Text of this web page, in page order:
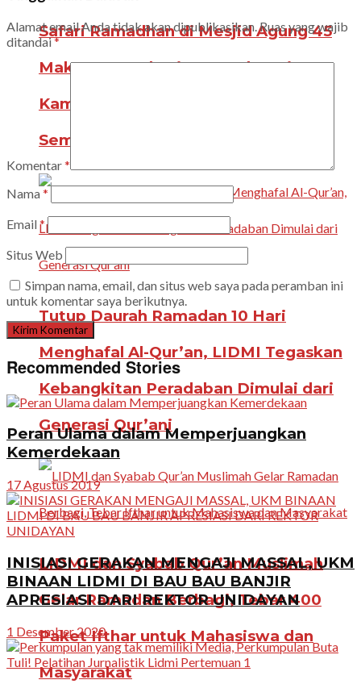
Safari Ramadhan di Mesjid Agung 45
Makassar: Mahasiswa Berbagai
Kampus Eratkan Ukhuwah dan
Semangat Kepedulian
Tutup Daurah Ramadan 10 Hari
Menghafal Al-Qur’an, LIDMI Tegaskan
Kebangkitan Peradaban Dimulai dari
Generasi Qur’ani
LIDMI dan Syabab Qur’an Muslimah
Gelar Ramadan Berbagi, Tebar 400
Paket Ifthar untuk Mahasiswa dan
Masyarakat
Alamat email Anda tidak akan dipublikasikan. Ruas yang wajib
ditandai*
Komentar*
Nama *
Email *
Situs Web
Simpan nama, email, dan situs web saya pada peramban ini
untuk komentar saya berikutnya.
Recommended Stories
Peran Ulama dalam Memperjuangkan
Kemerdekaan
17 Agustus 2019
INISIASI GERAKAN MENGAJI MASSAL, UKM
BINAAN LIDMI DI BAU BAU BANJIR
APRESIASI DARI REKTOR UNIDAYAN
1 Desember 2020